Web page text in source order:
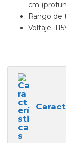
cm
Rango de
Voltaje: